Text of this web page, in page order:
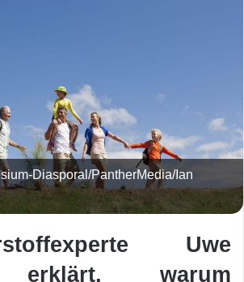
Diasporal/PantherMedia/Ian
Uwe
erklärt, warum